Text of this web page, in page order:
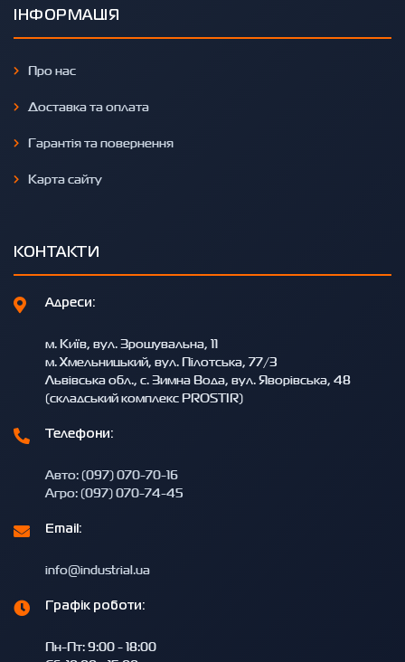
ІНФОРМАЦІЯ
Про нас
Доставка та оплата
Гарантія та повернення
Карта сайту
КОНТАКТИ
Адреси:
м. Київ, вул. Зрошувальна, 11
м. Хмельницький, вул. Пілотська, 77/3
Львівська обл., с. Зимна Вода, вул. Яворівська, 48
(складський комплекс PROSTIR)
Телефони:
Авто: (097) 070-70-16
Агро: (097) 070-74-45
Email:
info@industrial.ua
Графік роботи:
Пн-Пт: 9:00 - 18:00